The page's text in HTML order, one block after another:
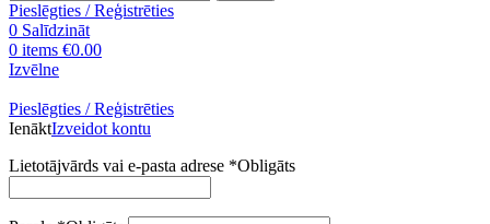
Pieslēgties / Reģistrēties
0 Salīdzināt
0 items €0.00
Izvēlne
Pieslēgties / Reģistrēties
IenāktIzveidot kontu
Lietotājvārds vai e-pasta adrese *Obligāts